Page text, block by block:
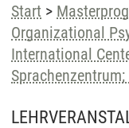
Start >
Organizational
International
Sprachenzentrum;